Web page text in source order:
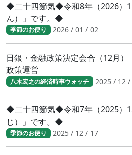
◆二十四節気◆令和8年（2026）
ん）」です。◆
季節のお便り 2026 / 01 / 02
日銀・金融政策決定会合（12月
政策運営
八木宏之の経済時事ウォッチ 2025 / 12 /
◆二十四節気◆令和7年（2025）
じ）」です。◆
季節のお便り 2025 / 12 / 17